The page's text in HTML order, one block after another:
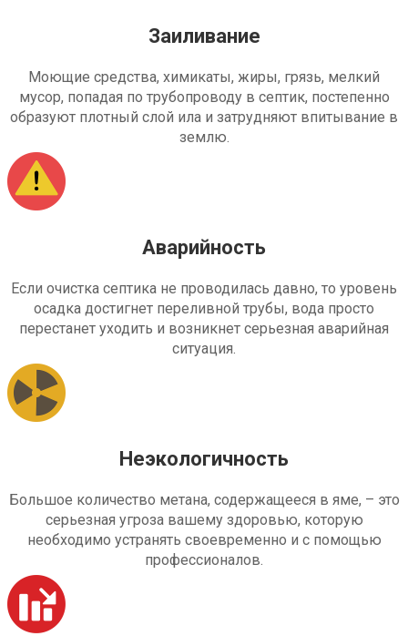
Заиливание
Моющие средства, химикаты, жиры, грязь, мелкий
мусор, попадая по трубопроводу в септик, постепенно
образуют плотный слой ила и затрудняют впитывание в
землю.
Аварийность
Если очистка септика не проводилась давно, то уровень
осадка достигнет переливной трубы, вода просто
перестанет уходить и возникнет серьезная аварийная
ситуация.
Неэкологичность
Большое количество метана, содержащееся в яме, – это
серьезная угроза вашему здоровью, которую
необходимо устранять своевременно и с помощью
профессионалов.